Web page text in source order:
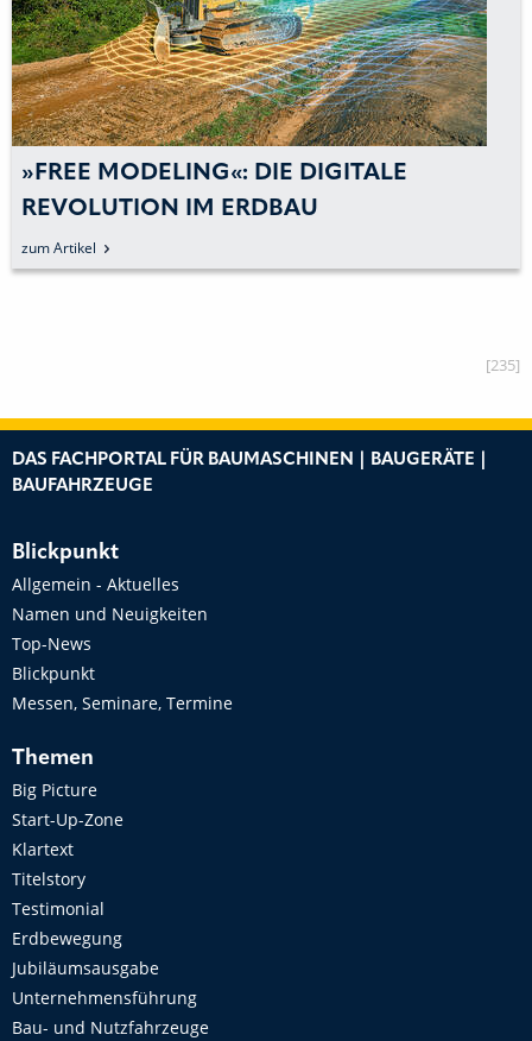
»TRIMBLE READY« FÜR
PLANIERRAUPEN
[235]
DAS FACHPORTAL FÜR BAUMASCHINEN | BAUGERÄTE |
BAUFAHRZEUGE
Blickpunkt
Allgemein - Aktuelles
Namen und Neuigkeiten
Top-News
Blickpunkt
Messen, Seminare, Termine
Themen
Big Picture
Start-Up-Zone
Klartext
Titelstory
Testimonial
Erdbewegung
Jubiläumsausgabe
Unternehmensführung
Bau- und Nutzfahrzeuge